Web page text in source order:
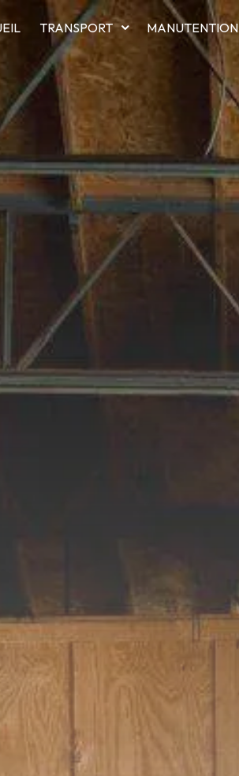
TRANSPORT MANUTENTION